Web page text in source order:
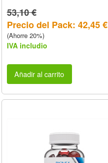
53,10 €
Precio del Pack: 42,45 €
(Ahorre 20%)
IVA includio
Añadir al carrito